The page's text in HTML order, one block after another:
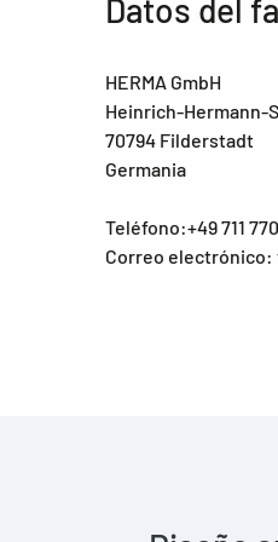
Datos del
HERMA GmbH
Heinrich-Hermann-
70794 Filderstadt
Germania
Teléfono:+49 711
Correo electrónico: